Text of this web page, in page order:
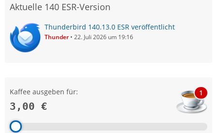
Aktuelle 140 ESR-Version
Thunderbird 140.13.0 ESR veröffentlicht
Thunder 22. Juli 2026 um 19:16
Kaffee ausgeben für:
3,00 €
1